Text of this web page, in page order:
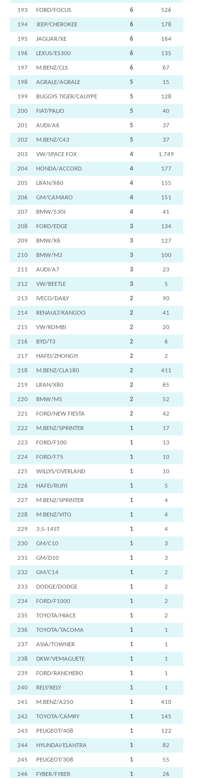
193 FORD/FOCUS 6 526
194 JEEP/CHEROKEE 6 178
195 JAGUAR/XE 6 164
196 LEXUS/ES300 6 135
197 M.BENZ/CLS 6 67
198 AGRALE/AGRALE 5 15
199 BUGGYS TIGER/CAUYPE 5 128
200 FIAT/PALIO 5 40
201 AUDI/A6 5 37
202 M.BENZ/C43 5 37
203 VW/SPACE FOX 4 1.749
204 HONDA/ACCORD 4 177
205 LIFAN/X60 4 155
206 GM/CAMARO 4 151
207 BMW/530I 4 41
208 FORD/EDGE 3 134
209 BMW/X6 3 127
210 BMW/M2 3 100
211 AUDI/A7 3 23
212 VW/BEETLE 3 5
213 IVECO/DAILY 2 90
214 RENAULT/KANGOO 2 41
215 VW/KOMBI 2 20
216 BYD/T3 2 6
217 HAFEI/ZHONGYI 2 2
218 M.BENZ/CLA180 2 411
219 LIFAN/X80 2 65
220 BMW/M5 2 52
221 FORD/NEW FIESTA 2 42
222 M.BENZ/SPRINTER 1 17
223 FORD/F100 1 13
224 FORD/F75 1 10
225 WILLYS/OVERLAND 1 10
226 HAFEI/RUIYI 1 5
227 M.BENZ/SPRINTER 1 4
228 M.BENZ/VITO 1 4
229 3.5-14ST 1 4
230 GM/C10 1 3
231 GM/D10 1 3
232 GM/C14 1 2
233 DODGE/DODGE 1 2
234 FORD/F1000 1 2
235 TOYOTA/HIACE 1 2
236 TOYOTA/TACOMA 1 1
237 ASIA/TOWNER 1 1
238 DKW/VEMAGUETE 1 1
239 FORD/RANCHERO 1 1
240 RELY/RELY 1 1
241 M.BENZ/A250 1 410
242 TOYOTA/CAMRY 1 145
243 PEUGEOT/408 1 122
244 HYUNDAI/ELANTRA 1 82
245 PEUGEOT/308 1 55
246 FYBER/FYBER 1 26